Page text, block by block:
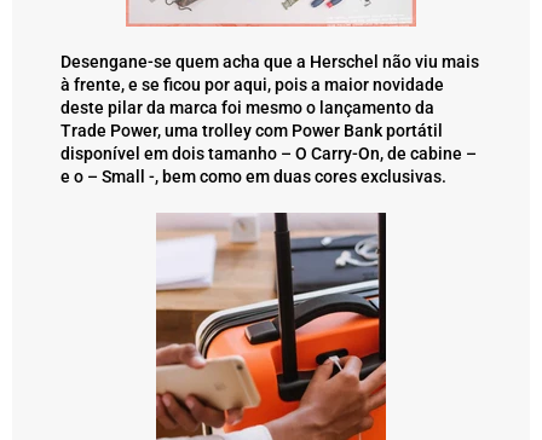
Desengane-se quem acha que a Herschel não viu mais
à frente, e se ficou por aqui, pois a maior novidade
deste pilar da marca foi mesmo o lançamento da
Trade Power, uma trolley com Power Bank portátil
disponível em dois tamanho – O Carry-On, de cabine –
e o – Small -, bem como em duas cores exclusivas.